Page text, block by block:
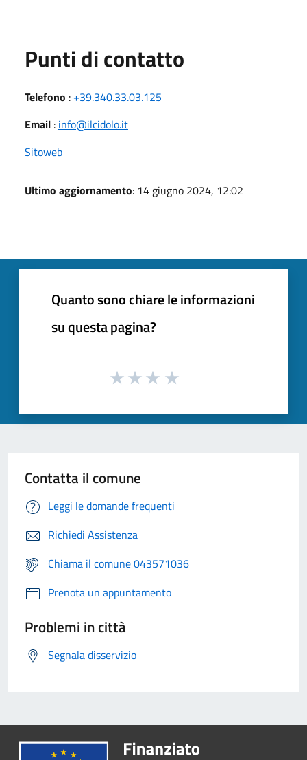
Punti di contatto
Telefono : +39.340.33.03.125
Email : info@ilcidolo.it
Sitoweb
Ultimo aggiornamento: 14 giugno 2024, 12:02
Quanto sono chiare le informazioni
su questa pagina?
Contatta il comune
Leggi le domande frequenti
Richiedi Assistenza
Chiama il comune 043571036
Prenota un appuntamento
Problemi in città
Segnala disservizio